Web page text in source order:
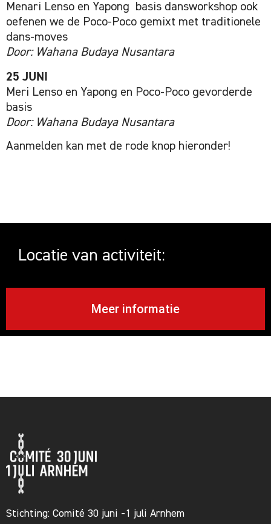
Menari Lenso en Yapong basis dansworkshop ook
oefenen we de Poco-Poco gemixt met traditionele
dans-moves
Door: Wahana Budaya Nusantara
25 JUNI
Meri Lenso en Yapong en Poco-Poco gevorderde
basis
Door: Wahana Budaya Nusantara
Aanmelden kan met de rode knop hieronder!
Locatie van activiteit:
Meer informatie
Stichting: Comité 30 juni -1 juli Arnhem